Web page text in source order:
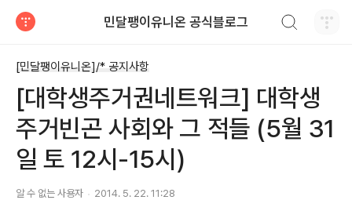
민달팽이유니온 공식블로그
[민달팽이유니온]/* 공지사항
[대학생주거권네트워크] 대학생
주거빈곤 사회와 그 적들 (5월 31
일 토 12시-15시)
알 수 없는 사용자 2014. 5. 22. 11:28